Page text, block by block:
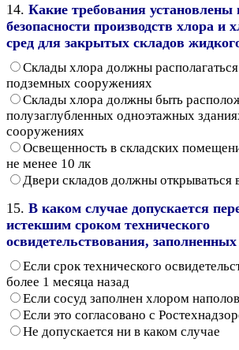
14. Какие требования
безопасности производств хлора и
сред для закрытых складов
Склады хлора должны располагаться
подземных сооружениях
Склады хлора должны быть
полузаглубленных одноэтажных
сооружениях
Освещенность в складских
не менее 10 лк
Двери складов должны открываться
15. В каком случае допускается
истекшим сроком технического
освидетельствования,
Если срок технического
более 1 месяца назад
Если сосуд заполнен хлором
Если это согласовано с
Не допускается ни в каком случае